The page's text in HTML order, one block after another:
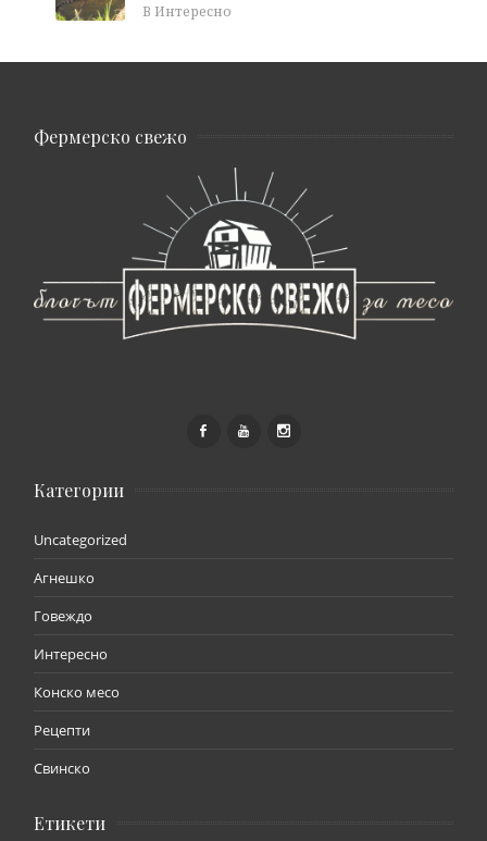
В Интересно
Фермерско свежо
Категории
Uncategorized
Агнешко
Говеждо
Интересно
Конско месо
Рецепти
Свинско
Етикети